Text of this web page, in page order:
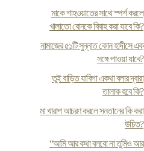
মাকে শাহওয়াতের সাথে স্পর্শ করলে
খালাতো বোনকে বিবাহ করা যাবে কি?
নামাজের ৫১টি সুন্নাত কোন হাদীসে এক
সঙ্গে পাওয়া যাবে?
তুই বাড়িত যাবিগা একথা বলার দ্বারা
তালাক হবে কি?
মা খারাপ আচরণ করলে সন্তানের কি করা
উচিত?
“আমি আর কথা বলবো না তুমিও আর